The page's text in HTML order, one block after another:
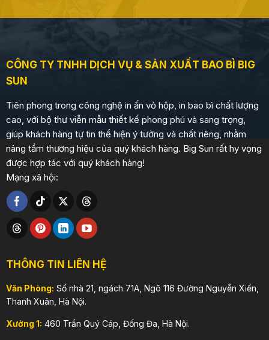
CÔNG TY TNHH DỊCH VỤ & SẢN XUẤT BAO BÌ BIG
SUN
Tiên phong trong công nghệ in ấn vỏ hộp, in bao bì chất lượng
cao, với bộ thư viễn mẫu thiết kế phong phú và sang trọng,
giúp khách hàng tự tin thể hiện ý tưởng và chất riêng, nhằm
nâng tầm thương hiệu của quý khách hàng. Big Sun rất hy vọng
được hợp tác với quý khách hàng!
Mạng xã hội:
THÔNG TIN LIÊN HỆ
Văn Phòng: Số nhà 21, ngách 71A, Ngõ 116 Đường Nguyễn Xiển,
Thanh Xuân, Hà Nội.
Xưởng 1: 460 Trần Quý Cáp, Đống Đa, Hà Nội.